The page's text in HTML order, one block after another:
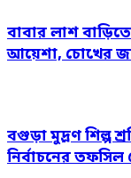
বাবার লাশ
আয়েশা, চোখের
বগুড়া মুদ্রণ শিল্প
নির্বাচনের